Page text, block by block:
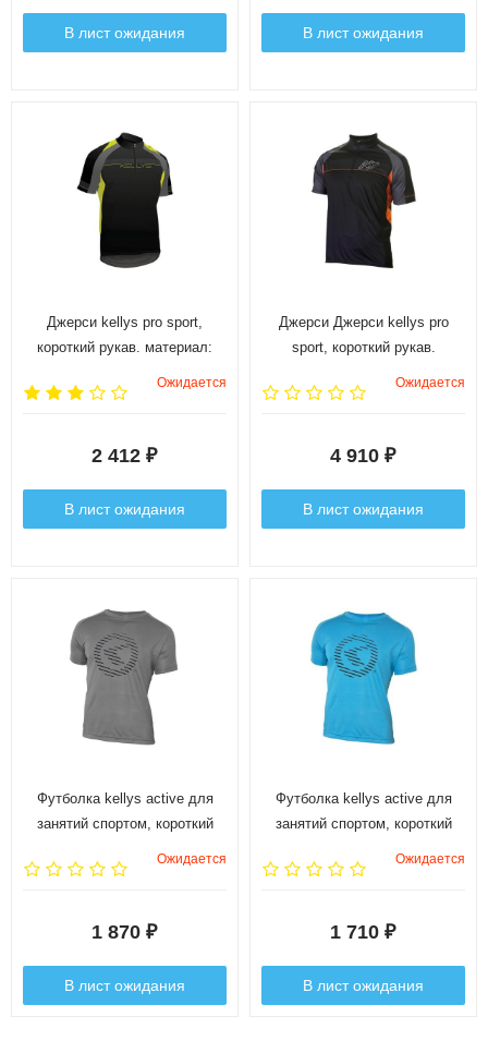
В лист ожидания В лист ожидания
Джерси kellys pro sport,
короткий рукав. материал:
черный, серый, желтый.
Ожидается
2 412 ₽
В лист ожидания
Джерси Джерси kellys pro
sport, короткий рукав.
цвет: черный, серый,
Ожидается
4 910 ₽
В лист ожидания
Футболка kellys active для
занятий спортом, короткий
полиэстер. цвет: серый.
Ожидается
1 870 ₽
В лист ожидания
Футболка kellys active для
занятий спортом, короткий
полиэстер. цвет: синий.
Ожидается
1 710 ₽
В лист ожидания